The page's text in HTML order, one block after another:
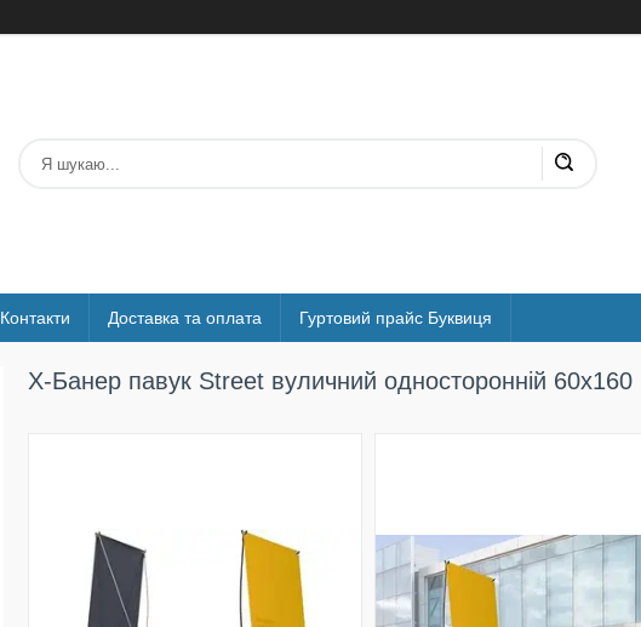
Контакти Доставка та оплата Гуртовий прайс Буквиця
X-Банер павук Street вуличний односторонній 60х160